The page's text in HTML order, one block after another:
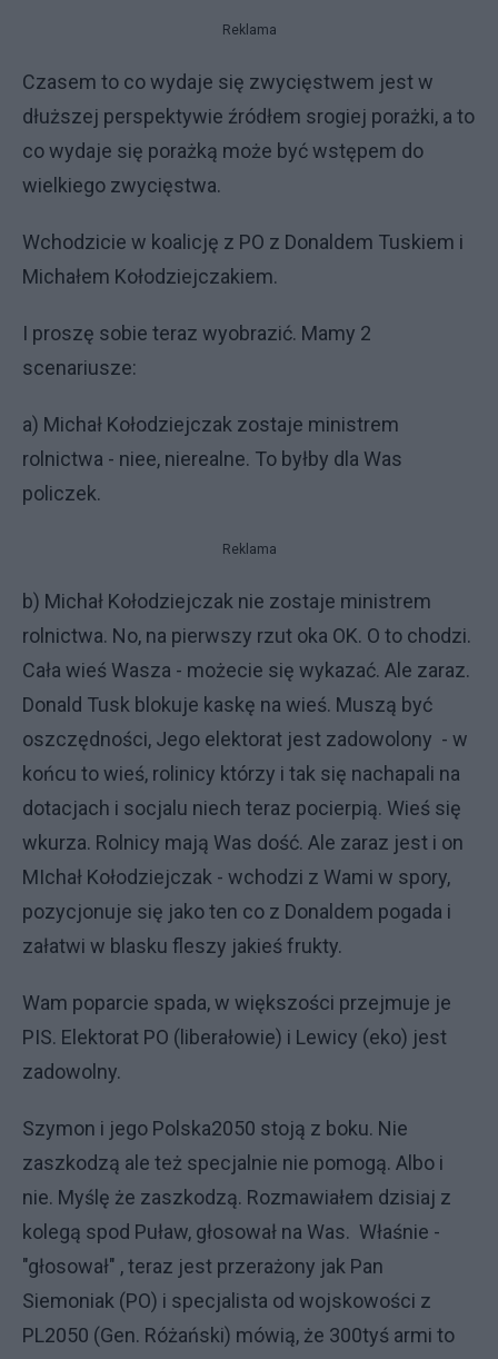
Reklama
Czasem to co wydaje się zwycięstwem jest w
dłuższej perspektywie źródłem srogiej porażki, a to
co wydaje się porażką może być wstępem do
wielkiego zwycięstwa.
Wchodzicie w koalicję z PO z Donaldem Tuskiem i
Michałem Kołodziejczakiem.
I proszę sobie teraz wyobrazić. Mamy 2
scenariusze:
a) Michał Kołodziejczak zostaje ministrem
rolnictwa - niee, nierealne. To byłby dla Was
policzek.
Reklama
b) Michał Kołodziejczak nie zostaje ministrem
rolnictwa. No, na pierwszy rzut oka OK. O to chodzi.
Cała wieś Wasza - możecie się wykazać. Ale zaraz.
Donald Tusk blokuje kaskę na wieś. Muszą być
oszczędności, Jego elektorat jest zadowolony - w
końcu to wieś, rolinicy którzy i tak się nachapali na
dotacjach i socjalu niech teraz pocierpią. Wieś się
wkurza. Rolnicy mają Was dość. Ale zaraz jest i on
MIchał Kołodziejczak - wchodzi z Wami w spory,
pozycjonuje się jako ten co z Donaldem pogada i
załatwi w blasku fleszy jakieś frukty.
Wam poparcie spada, w większości przejmuje je
PIS. Elektorat PO (liberałowie) i Lewicy (eko) jest
zadowolny.
Szymon i jego Polska2050 stoją z boku. Nie
zaszkodzą ale też specjalnie nie pomogą. Albo i
nie. Myślę że zaszkodzą. Rozmawiałem dzisiaj z
kolegą spod Puław, głosował na Was. Właśnie -
"głosował" , teraz jest przerażony jak Pan
Siemoniak (PO) i specjalista od wojskowości z
PL2050 (Gen. Różański) mówią, że 300tyś armi to